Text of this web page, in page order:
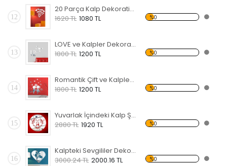
12
20 Parça Kalp Dekoratif Kırılmaz Ayna
1620 TL 1080 TL %0
13
LOVE ve Kalpler Dekoratif Kırılmaz Ayna
1800 TL 1200 TL %0
14
Romantik Çift ve Kalpler Dekoratif Kırılmaz Ayna
1800 TL 1200 TL %0
15
Yuvarlak İçindeki Kalp Şekli Dekoratif Kırılmaz Ayna
2880 TL 1920 TL %0
16
Kalpteki Sevgililer Dekoratif Kırılmaz Ayna
3000.24 TL 2000.16 TL %0